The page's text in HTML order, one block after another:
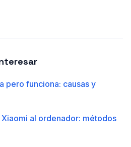
pero funciona: causas y
al ordenador: métodos